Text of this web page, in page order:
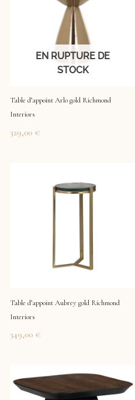
EN RUPTURE DE
STOCK
Table d’appoint Arlo gold Richmond
Interiors
329,00 €
Table d’appoint Aubrey gold Richmond
Interiors
349,00 €